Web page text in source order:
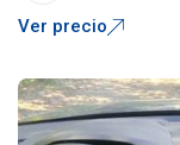
Ver precio